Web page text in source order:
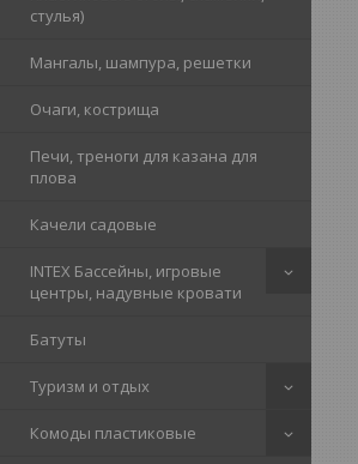
стулья)
Мангалы, шампура, решетки
Очаги, кострища
Печи, треноги для казана для
плова
Качели садовые
INTEX Бассейны, игровые
центры, надувные кровати
Батуты
Туризм и отдых
Комоды пластиковые